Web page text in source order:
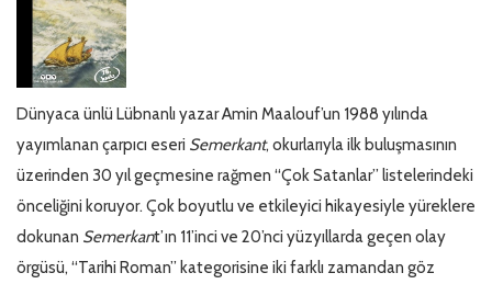
Dünyaca ünlü Lübnanlı yazar Amin Maalouf’un 1988 yılında
yayımlanan çarpıcı eseri Semerkant, okurlarıyla ilk buluşmasının
üzerinden 30 yıl geçmesine rağmen “Çok Satanlar” listelerindeki
önceliğini koruyor. Çok boyutlu ve etkileyici hikayesiyle yüreklere
dokunan Semerkant’ın 11’inci ve 20’nci yüzyıllarda geçen olay
örgüsü, “Tarihi Roman” kategorisine iki farklı zamandan göz